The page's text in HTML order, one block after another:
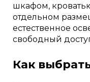
шкафом,
отдельном
естественное
свободный
Как